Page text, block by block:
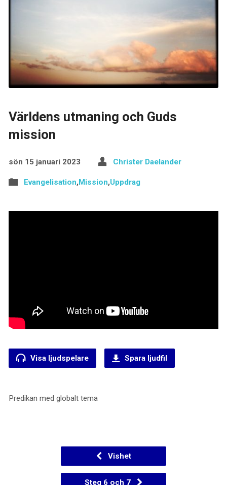
Världens utmaning och Guds
mission
sön 15 januari 2023 Christer Daelander
Evangelisation,Mission,Uppdrag
Visa ljudspelare Spara ljudfil
Predikan med globalt tema
Vishet
Steg 6 och 7